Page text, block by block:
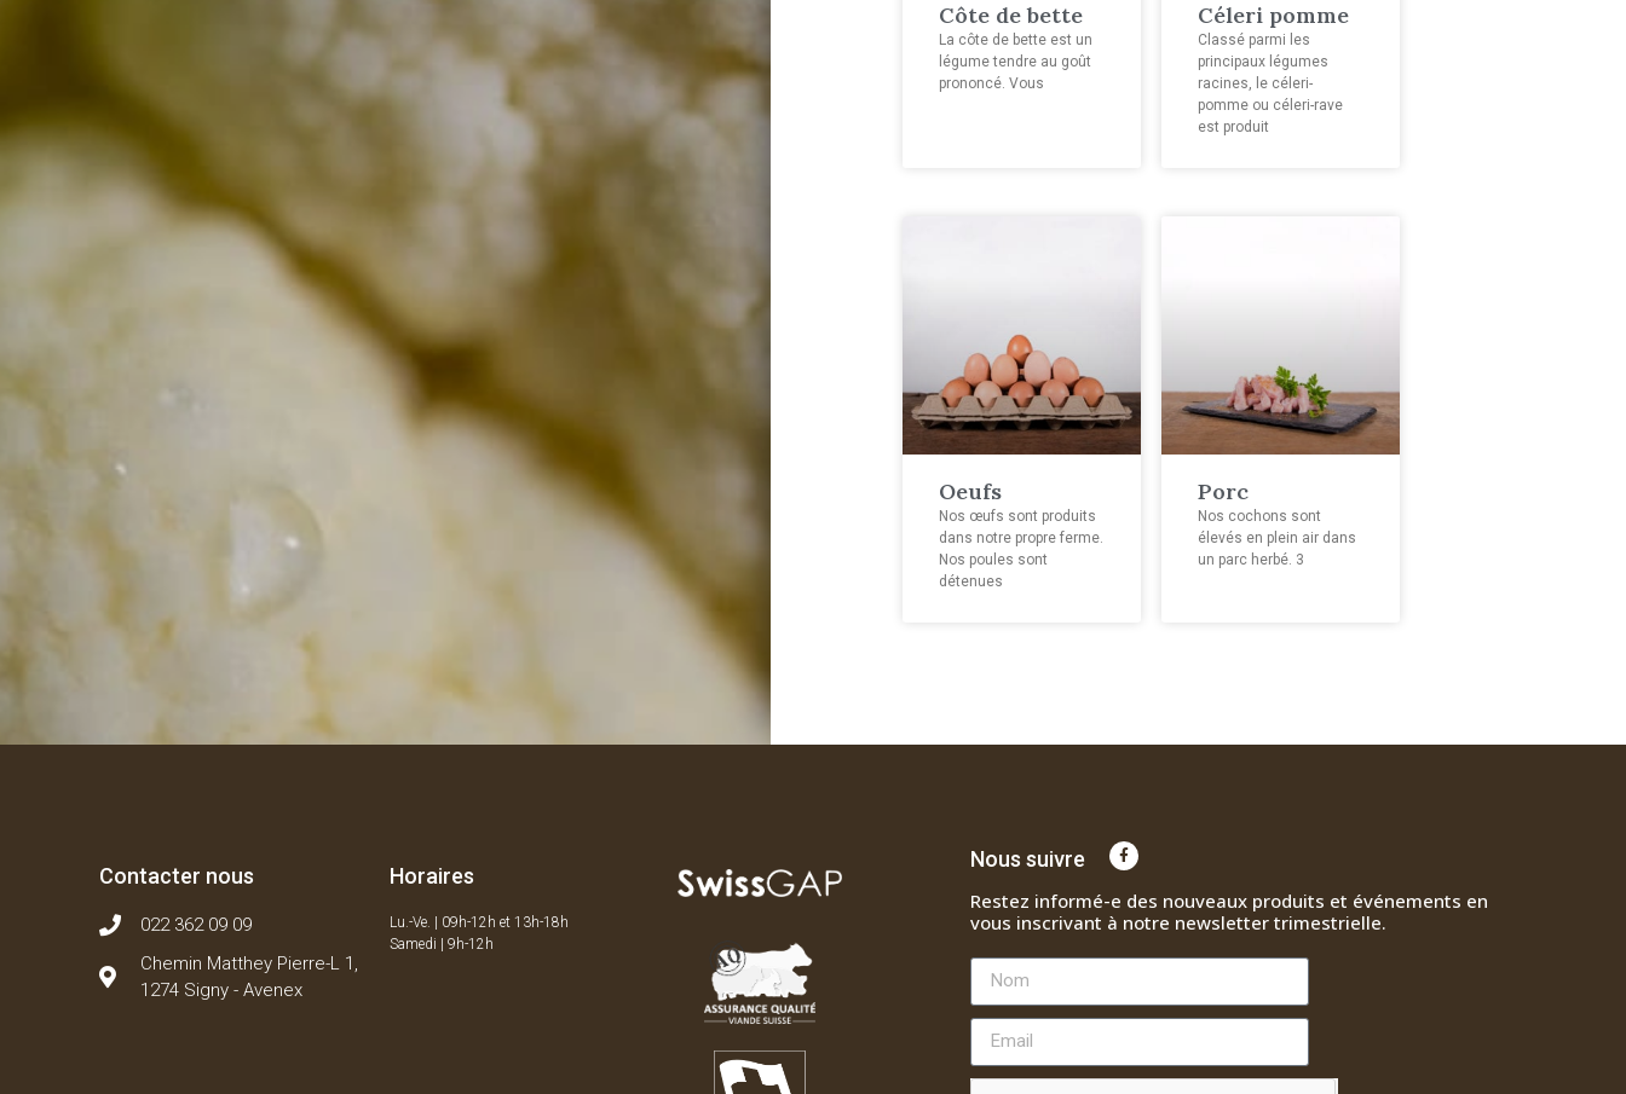
Côte de bette
La côte de bette est un
légume tendre au goût
prononcé. Vous
Céleri pomme
Classé parmi les
principaux légumes
racines, le céleri-
pomme ou céleri-rave
est produit
Oeufs
Nos œufs sont produits
dans notre propre ferme.
Nos poules sont
détenues
Porc
Nos cochons sont
élevés en plein air dans
un parc herbé. 3
Contacter nous
022 362 09 09
Chemin Matthey Pierre-L 1,
1274 Signy - Avenex
Horaires
Lu.-Ve. | 09h-12h et 13h-18h
Samedi | 9h-12h
Nous suivre
Restez informé-e des nouveaux produits et événements en
vous inscrivant à notre newsletter trimestrielle.